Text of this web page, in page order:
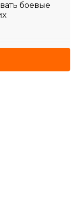
боевые